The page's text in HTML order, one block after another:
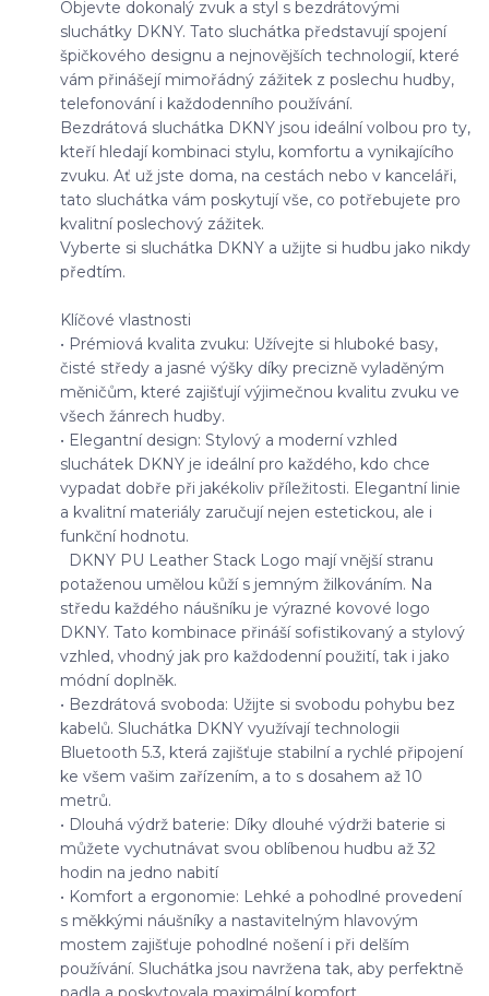
Objevte dokonalý zvuk a styl s bezdrátovými
sluchátky DKNY. Tato sluchátka představují spojení
špičkového designu a nejnovějších technologií, které
vám přinášejí mimořádný zážitek z poslechu hudby,
telefonování i každodenního používání.
Bezdrátová sluchátka DKNY jsou ideální volbou pro ty,
kteří hledají kombinaci stylu, komfortu a vynikajícího
zvuku. Ať už jste doma, na cestách nebo v kanceláři,
tato sluchátka vám poskytují vše, co potřebujete pro
kvalitní poslechový zážitek.
Vyberte si sluchátka DKNY a užijte si hudbu jako nikdy
předtím.
Klíčové vlastnosti
• Prémiová kvalita zvuku: Užívejte si hluboké basy,
čisté středy a jasné výšky díky precizně vyladěným
měničům, které zajišťují výjimečnou kvalitu zvuku ve
všech žánrech hudby.
• Elegantní design: Stylový a moderní vzhled
sluchátek DKNY je ideální pro každého, kdo chce
vypadat dobře při jakékoliv příležitosti. Elegantní linie
a kvalitní materiály zaručují nejen estetickou, ale i
funkční hodnotu.
DKNY PU Leather Stack Logo mají vnější stranu
potaženou umělou kůží s jemným žilkováním. Na
středu každého náušníku je výrazné kovové logo
DKNY. Tato kombinace přináší sofistikovaný a stylový
vzhled, vhodný jak pro každodenní použití, tak i jako
módní doplněk.
• Bezdrátová svoboda: Užijte si svobodu pohybu bez
kabelů. Sluchátka DKNY využívají technologii
Bluetooth 5.3, která zajišťuje stabilní a rychlé připojení
ke všem vašim zařízením, a to s dosahem až 10
metrů.
• Dlouhá výdrž baterie: Díky dlouhé výdrži baterie si
můžete vychutnávat svou oblíbenou hudbu až 32
hodin na jedno nabití
• Komfort a ergonomie: Lehké a pohodlné provedení
s měkkými náušníky a nastavitelným hlavovým
mostem zajišťuje pohodlné nošení i při delším
používání. Sluchátka jsou navržena tak, aby perfektně